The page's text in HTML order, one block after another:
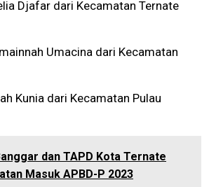
Djafar dari Kecamatan Ternate
Umacina dari Kecamatan
Kunia dari Kecamatan Pulau
dan TAPD Kota Ternate
Masuk APBD-P 2023